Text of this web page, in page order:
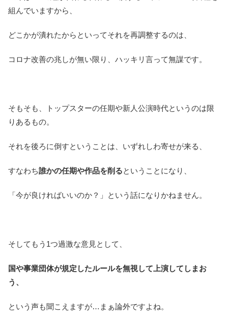
組んでいますから、
どこかが潰れたからといってそれを再調整するのは、
コロナ改善の兆しが無い限り、ハッキリ言って無謀です。
そもそも、トップスターの任期や新人公演時代というのは限
りあるもの。
それを後ろに倒すということは、いずれしわ寄せが来る、
すなわち誰かの任期や作品を削るということになり、
「今が良ければいいのか？」という話になりかねません。
そしてもう1つ過激な意見として、
国や事業団体が規定したルールを無視して上演してしまお
う、
という声も聞こえますが…まぁ論外ですよね。